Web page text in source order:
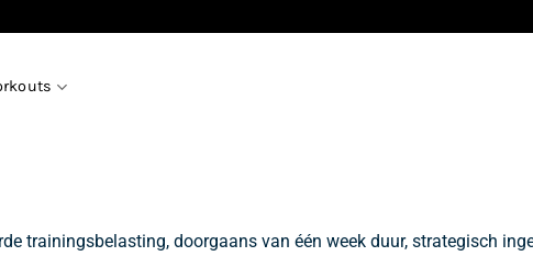
trainingsbelasting, doorgaans van één week duur, strategisch